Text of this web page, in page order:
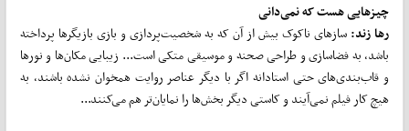
چیزهایی هست که نمی‌دانی
رها زند:سازهای ناکوک بیش از آن که به شخصیت‌پردازی و بازی بازیگرها پرداخته
باشد، به فضاسازی و طراحی صحنه و موسیقی متکی است... زیبایی مکان‌ها و نورها
و قاب‌بندی‌های حتی استادانه اگر با دیگر عناصر روایت همخوان نشده باشند، به
هیچ کار فیلم نمی‌آیند و کاستی دیگر بخش‌ها را نمایان‌تر هم می‌کنند...